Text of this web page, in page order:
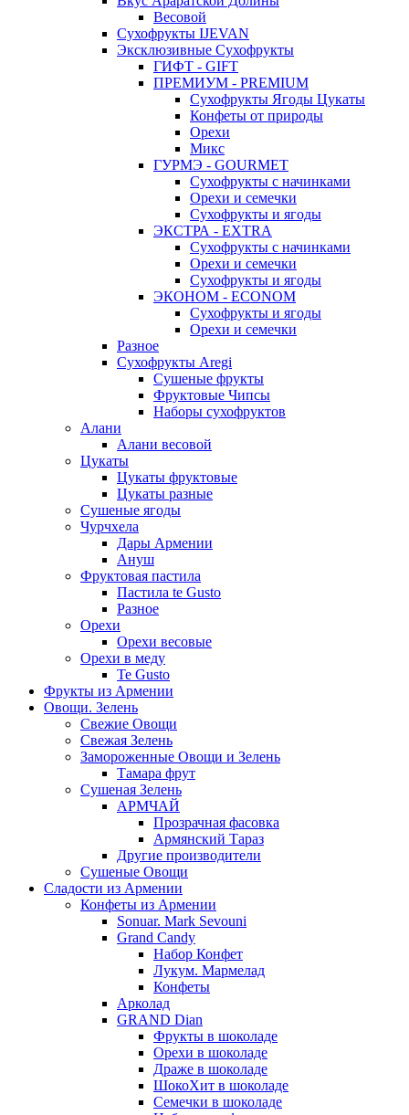
Весовой
Сухофрукты IJEVAN
Эксклюзивные Сухофрукты
ГИФТ - GIFT
ПРЕМИУМ - PREMIUM
Сухофрукты Ягоды Цукаты
Конфеты от природы
Орехи
Микс
ГУРМЭ - GOURMET
Сухофрукты с начинками
Орехи и семечки
Сухофрукты и ягоды
ЭКСТРА - EXTRA
Сухофрукты с начинками
Орехи и семечки
Сухофрукты и ягоды
ЭКОНОМ - ECONOM
Сухофрукты и ягоды
Орехи и семечки
Разное
Сухофрукты Aregi
Сушеные фрукты
Фруктовые Чипсы
Наборы сухофруктов
Алани
Алани весовой
Цукаты
Цукаты фруктовые
Цукаты разные
Сушеные ягоды
Чурчхела
Дары Армении
Ануш
Фруктовая пастила
Пастила te Gusto
Разное
Орехи
Орехи весовые
Орехи в меду
Te Gusto
Фрукты из Армении
Овощи. Зелень
Свежие Овощи
Свежая Зелень
Замороженные Овощи и Зелень
Тамара фрут
Сушеная Зелень
АРМЧАЙ
Прозрачная фасовка
Армянский Тараз
Другие производители
Сушеные Овощи
Сладости из Армении
Конфеты из Армении
Sonuar. Mark Sevouni
Grand Candy
Набор Конфет
Лукум. Мармелад
Конфеты
Арколад
GRAND Dian
Фрукты в шоколаде
Орехи в шоколаде
Драже в шоколаде
ШокоХит в шоколаде
Семечки в шоколаде